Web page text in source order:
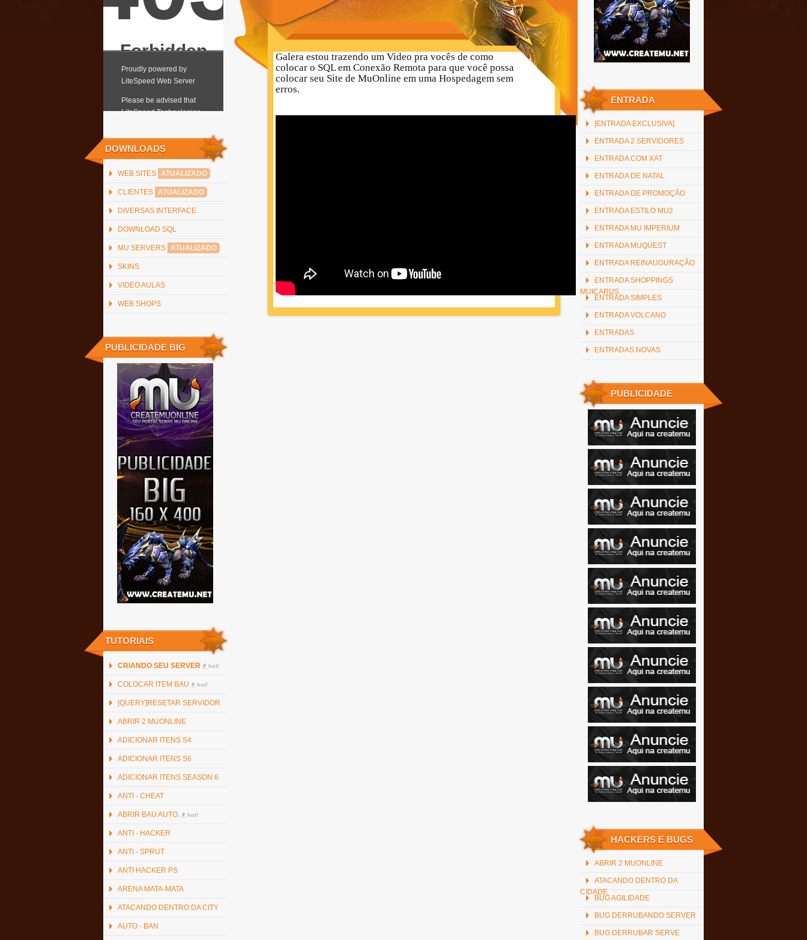
DOWNLOADS
WEB SITES ATUALIZADO
CLIENTES ATUALIZADO
DIVERSAS INTERFACE
DOWNLOAD SQL
MU SERVERS ATUALIZADO
SKINS
VIDEO AULAS
WEB SHOPS
PUBLICIDADE BIG
TUTORIAIS
CRIANDO SEU SERVER hot!
COLOCAR ITEM BAU hot!
[QUERY]RESETAR SERVIDOR
ABRIR 2 MUONLINE
ADICIONAR ITENS S4
ADICIONAR ITENS S6
ADICIONAR ITENS SEASON 6
ANTI - CHEAT
ABRIR BAU AUTO. hot!
ANTI - HACKER
ANTI - SPRUT
ANTI HACKER PS
ARENA MATA-MATA
ATACANDO DENTRO DA CITY
AUTO - BAN
Galera estou trazendo um Video pra vocês de como
colocar o SQL em Conexão Remota para que você possa
colocar seu Site de MuOnline em uma Hospedagem sem
erros.
ENTRADA
[ENTRADA EXCLUSIVA]
ENTRADA 2 SERVIDORES
ENTRADA COM XAT
ENTRADA DE NATAL
ENTRADA DE PROMOÇÃO
ENTRADA ESTILO MU2
ENTRADA MU IMPERIUM
ENTRADA MUQUEST
ENTRADA REINAUGURAÇÃO
ENTRADA SHOPPINGS
MUICARUS
ENTRADA SIMPLES
ENTRADA VOLCANO
ENTRADAS
ENTRADAS NOVAS
PUBLICIDADE
HACKERS E BUGS
ABRIR 2 MUONLINE
ATACANDO DENTRO DA
CIDADE
BUG AGILIDADE
BUG DERRUBANDO SERVER
BUG DERRUBAR SERVE